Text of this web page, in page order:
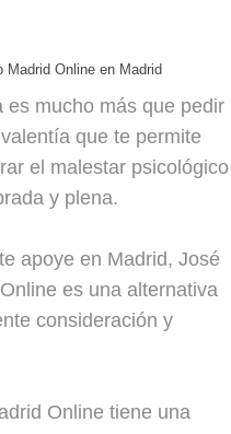
Online en Madrid
es mucho más que pedir
que te permite
el malestar psicológico
y plena.
apoye en Madrid, José
es una alternativa
consideración y
Online tiene una